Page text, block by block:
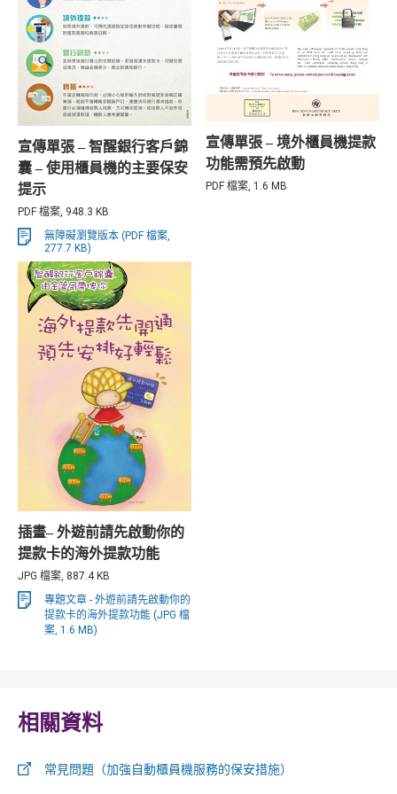
宣傳單張 – 智醒銀行客戶錦
囊 – 使用櫃員機的主要保安
提示
PDF 檔案, 948.3 KB
無障礙瀏覽版本 (PDF 檔案,
277.7 KB)
宣傳單張 – 境外櫃員機提款
功能需預先啟動
PDF 檔案, 1.6 MB
插畫– 外遊前請先啟動你的
提款卡的海外提款功能
JPG 檔案, 887.4 KB
專題文章 - 外遊前請先啟動你的
提款卡的海外提款功能 (JPG 檔
案, 1.6 MB)
相關資料
常見問題（加強自動櫃員機服務的保安措施）